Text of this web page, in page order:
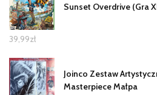
Sunset Overdrive (Gra
39,99zł
Joinco Zestaw
Masterpiece Małpa